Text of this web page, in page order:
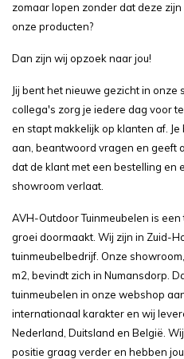
zomaar lopen zonder dat deze
onze producten?
Dan zijn wij opzoek naar jou!
Jij bent het nieuwe gezicht in onze
collega's zorg je iedere dag voor
en stapt makkelijk op klanten af.
aan, beantwoord vragen en geeft
dat de klant met een bestelling en
showroom verlaat.
AVH-Outdoor Tuinmeubelen is
groei doormaakt. Wij zijn in Zuid-
tuinmeubelbedrijf. Onze
m2, bevindt zich in Numansdorp.
tuinmeubelen in onze webshop
internationaal karakter en wij
Nederland, Duitsland en België.
positie graag verder en hebben